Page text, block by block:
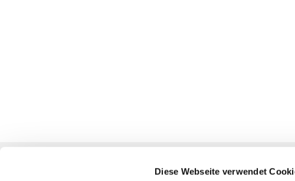
Diese Webseite verwendet
Oberbarnim-Nikolai / Wriezen-Oderland /